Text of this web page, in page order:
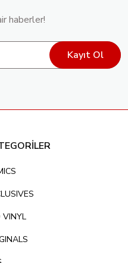
haberler!
Kayıt Ol
VINYL